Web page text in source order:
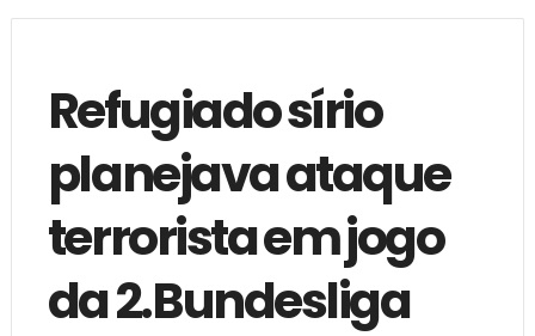
Refugiado sírio
planejava ataque
terrorista em jogo
da 2.Bundesliga